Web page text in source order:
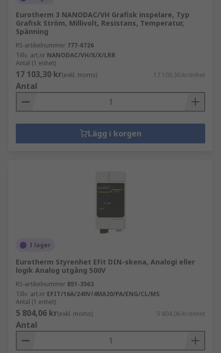
Eurotherm 3 NANODAC/VH Grafisk inspelare, Typ
Grafisk Ström, Millivolt, Resistans, Temperatur,
Spänning
RS-artikelnummer 777-6726
Tillv. art.nr NANODAC/VH/X/X/LRR
Antal (1 enhet)
17 103,30 kr(exkl. moms) 17 103,30 kr/enhet
Antal
Lägg i korgen
I lager
Eurotherm Styrenhet EFit DIN-skena, Analogi eller
logik Analog utgång 500V
RS-artikelnummer 851-3563
Tillv. art.nr EFIT/16A/240V/4MA20/PA/ENG/CL/MS
Antal (1 enhet)
5 804,06 kr(exkl. moms) 5 804,06 kr/enhet
Antal